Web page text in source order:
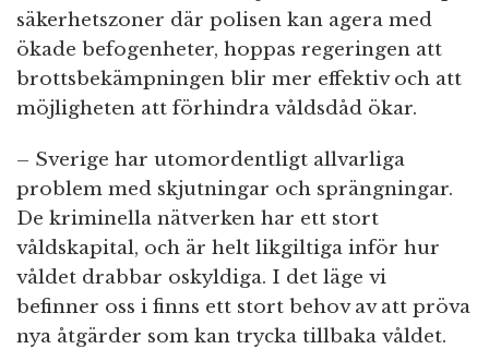
säkerhetszoner där polisen kan agera med
ökade befogenheter, hoppas regeringen att
brottsbekämpningen blir mer effektiv och att
möjligheten att förhindra våldsdåd ökar.
– Sverige har utomordentligt allvarliga
problem med skjutningar och sprängningar.
De kriminella nätverken har ett stort
våldskapital, och är helt likgiltiga inför hur
våldet drabbar oskyldiga. I det läge vi
befinner oss i finns ett stort behov av att pröva
nya åtgärder som kan trycka tillbaka våldet.